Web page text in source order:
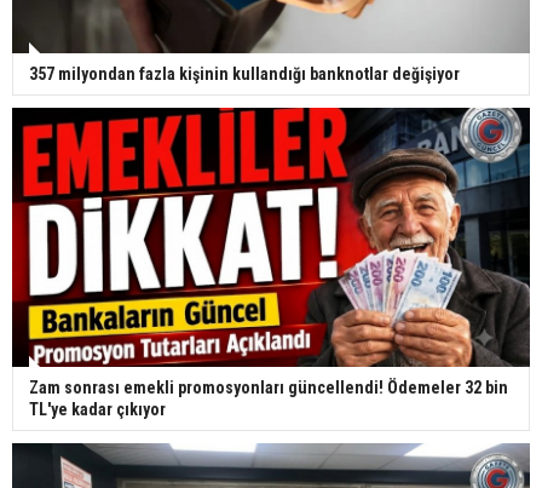
357 milyondan fazla kişinin kullandığı banknotlar değişiyor
Zam sonrası emekli promosyonları güncellendi! Ödemeler 32 bin
TL'ye kadar çıkıyor